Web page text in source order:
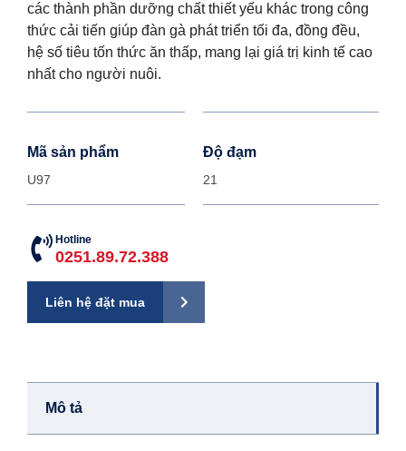
các thành phần dưỡng chất thiết yếu khác trong công
thức cải tiến giúp đàn gà phát triển tối đa, đồng đều,
hệ số tiêu tốn thức ăn thấp, mang lại giá trị kinh tế cao
nhất cho người nuôi.
Mã sản phẩm
U97
Độ đạm
21
Hotline
0251.89.72.388
Liên hệ đặt mua
Mô tả